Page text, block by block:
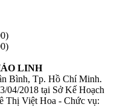
LINH
Bình, Tp. Hồ Chí Minh.
04/2018 tại Sở Kế Hoạch
Thị Việt Hoa - Chức vụ: